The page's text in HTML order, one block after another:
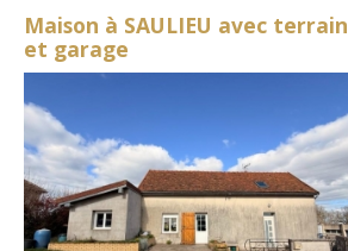
Maison à SAULIEU avec terrain
et garage